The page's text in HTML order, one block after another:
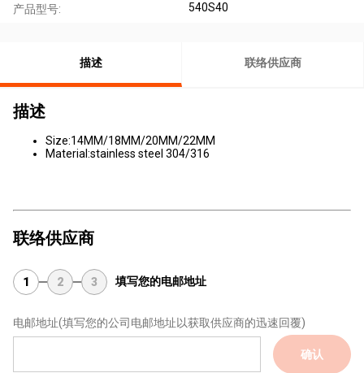
产品型号: 540S40
描述 联络供应商
描述
Size:14MM/18MM/20MM/22MM
Material:stainless steel 304/316
联络供应商
1 2 3 填写您的电邮地址
电邮地址(填写您的公司电邮地址以获取供应商的迅速回覆)
确认